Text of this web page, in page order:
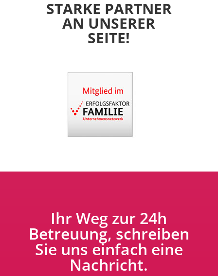
STARKE PARTNER
AN UNSERER
SEITE!
Ihr Weg zur 24h
Betreuung, schreiben
Sie uns einfach eine
Nachricht.